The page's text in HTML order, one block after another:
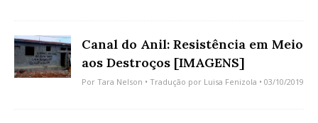
Canal do Anil: Resistência em Meio
aos Destroços [IMAGENS]
Por Tara Nelson • Tradução por Luisa Fenizola • 03/10/2019